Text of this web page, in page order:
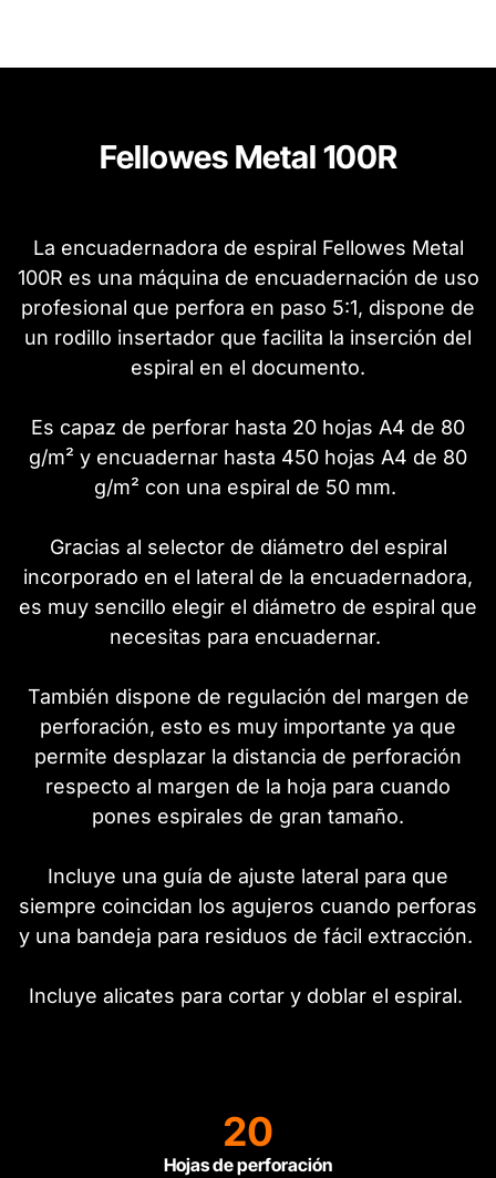
Fellowes Metal 100R
La encuadernadora de espiral Fellowes Metal
100R es una máquina de encuadernación de uso
profesional que perfora en paso 5:1, dispone de
un rodillo insertador que facilita la inserción del
espiral en el documento.
Es capaz de perforar hasta 20 hojas A4 de 80
g/m² y encuadernar hasta 450 hojas A4 de 80
g/m² con una espiral de 50 mm.
Gracias al selector de diámetro del espiral
incorporado en el lateral de la encuadernadora,
es muy sencillo elegir el diámetro de espiral que
necesitas para encuadernar.
También dispone de regulación del margen de
perforación, esto es muy importante ya que
permite desplazar la distancia de perforación
respecto al margen de la hoja para cuando
pones espirales de gran tamaño.
Incluye una guía de ajuste lateral para que
siempre coincidan los agujeros cuando perforas
y una bandeja para residuos de fácil extracción.
Incluye alicates para cortar y doblar el espiral.
20
Hojas de perforación